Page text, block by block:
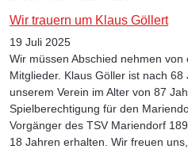
Wir trauern um Klaus Göllert
19 Juli 2025
Wir müssen Abschied nehmen
Mitglieder. Klaus Göller ist nach
unserem Verein im Alter von 87
Spielberechtigung für den
Vorgänger des TSV Mariendorf
18 Jahren erhalten. Wir freuen